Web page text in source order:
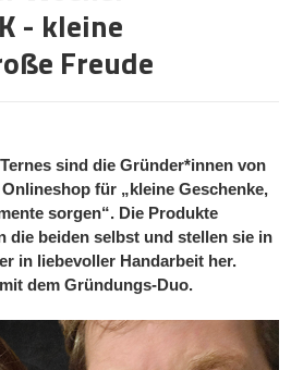
- kleine
Freude
sind die Gründer*innen von
für „kleine Geschenke,
sorgen“. Die Produkte
die beiden selbst und stellen sie in
in liebevoller Handarbeit her.
dem Gründungs-Duo.